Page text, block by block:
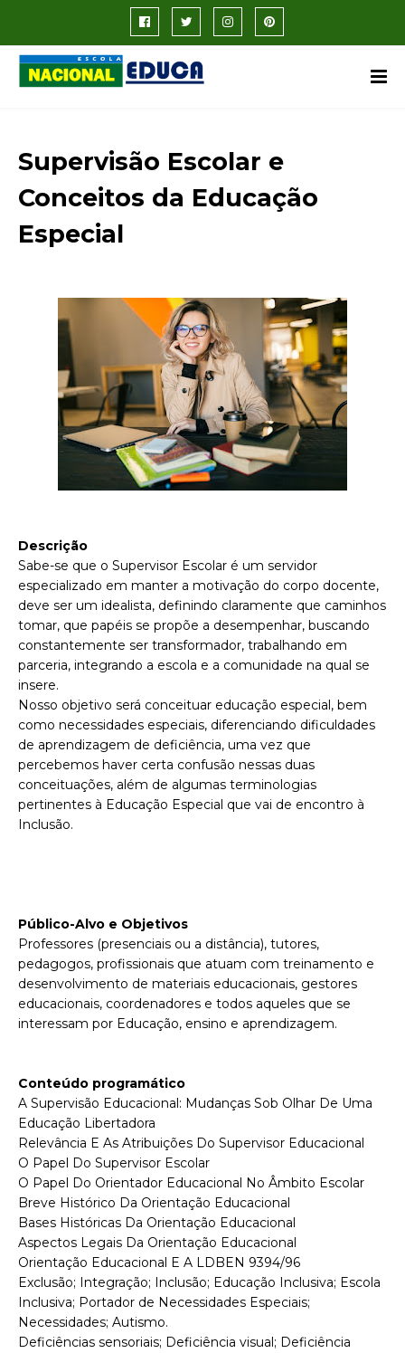
Supervisão Escolar e
Conceitos da Educação
Especial
Descrição
Sabe-se que o Supervisor Escolar é um servidor
especializado em manter a motivação do corpo docente,
deve ser um idealista, definindo claramente que caminhos
tomar, que papéis se propõe a desempenhar, buscando
constantemente ser transformador, trabalhando em
parceria, integrando a escola e a comunidade na qual se
insere.
Nosso objetivo será conceituar educação especial, bem
como necessidades especiais, diferenciando dificuldades
de aprendizagem de deficiência, uma vez que
percebemos haver certa confusão nessas duas
conceituações, além de algumas terminologias
pertinentes à Educação Especial que vai de encontro à
Inclusão.
Público-Alvo e Objetivos
Professores (presenciais ou a distância), tutores,
pedagogos, profissionais que atuam com treinamento e
desenvolvimento de materiais educacionais, gestores
educacionais, coordenadores e todos aqueles que se
interessam por Educação, ensino e aprendizagem.
Conteúdo programático
A Supervisão Educacional: Mudanças Sob Olhar De Uma
Educação Libertadora
Relevância E As Atribuições Do Supervisor Educacional
O Papel Do Supervisor Escolar
O Papel Do Orientador Educacional No Âmbito Escolar
Breve Histórico Da Orientação Educacional
Bases Históricas Da Orientação Educacional
Aspectos Legais Da Orientação Educacional
Orientação Educacional E A LDBEN 9394/96
Exclusão; Integração; Inclusão; Educação Inclusiva; Escola
Inclusiva; Portador de Necessidades Especiais;
Necessidades; Autismo.
Deficiências sensoriais; Deficiência visual; Deficiência